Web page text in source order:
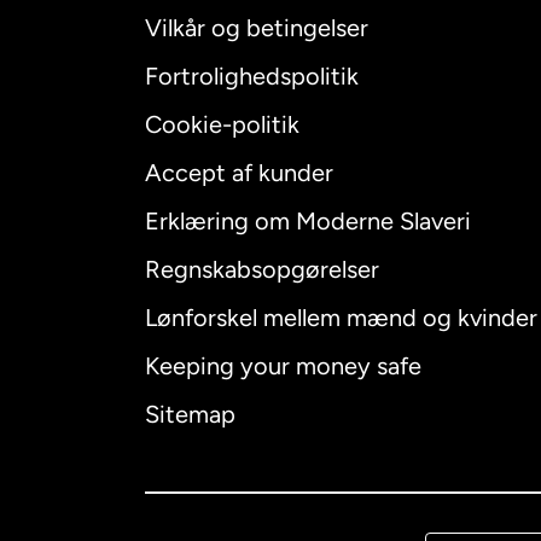
Vilkår og betingelser
Fortrolighedspolitik
Cookie-politik
Accept af kunder
Erklæring om Moderne Slaveri
Regnskabsopgørelser
Lønforskel mellem mænd og kvinder
Keeping your money safe
Sitemap
Australien